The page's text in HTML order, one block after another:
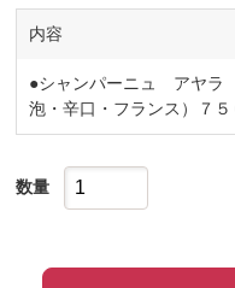
内容
●シャンパーニュ アヤラ
泡・辛口・フランス）７
数量